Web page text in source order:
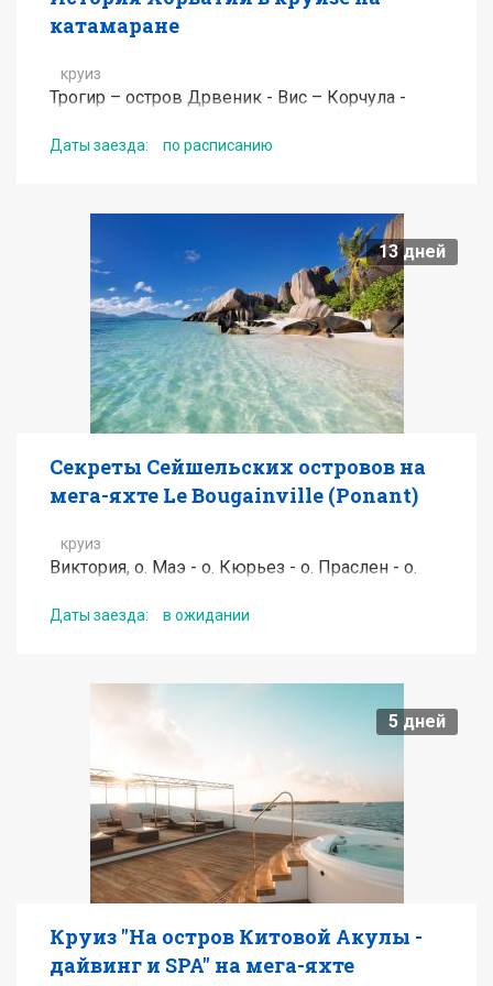
катамаране
круиз
Трогир – остров Дрвеник - Вис – Корчула -
Хвар) - Солта – Трогир
Даты заезда: по расписанию
Подробнее
Получить консультацию по туру
13дней
Секреты Сейшельских островов на
мега-яхте Le Bougainville (Ponant)
круиз
Виктория, о. Маэ - о. Кюрьез - о. Праслен - о.
Ассампшен - атолл Космоледо - о. Астов - о.
Даты заезда: в ожидании
Получить консультацию по туру
5 дней
Круиз "На остров Китовой Акулы -
дайвинг и SPA" на мега-яхте